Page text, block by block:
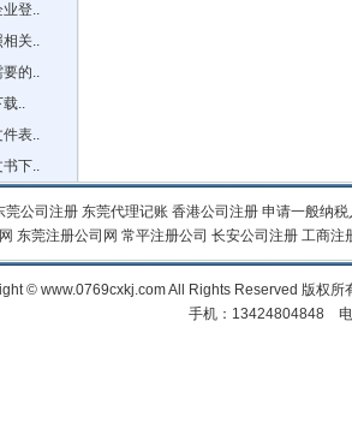
业登..
相关..
要的..
载..
件表..
书下..
莞公司注册 东莞代理记账 香港公司注册 申请一般纳税
东莞注册公司网 常平注册公司 长安公司注册 工商注
© www.0769cxkj.com All Rights Reserved 版权
手机：13424804848